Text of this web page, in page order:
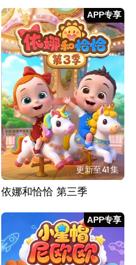
APP专享
更新至41集
依娜和恰恰 第三季
APP专享